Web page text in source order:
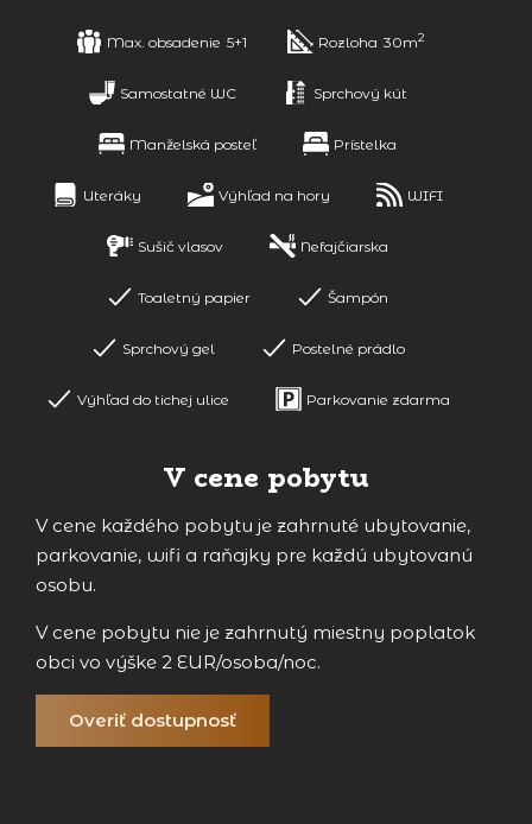
Max. obsadenie 5+1 Rozloha 30m2
Samostatné WC Sprchový kút
Manželská posteľ Prístelka
Uteráky Výhľad na hory WIFI
Sušič vlasov Nefajčiarska
Toaletný papier Šampón
Sprchový gel Postelné prádlo
Výhľad do tichej ulice Parkovanie zdarma
V cene pobytu
V cene každého pobytu je zahrnuté ubytovanie,
parkovanie, wifi a raňajky pre každú ubytovanú
osobu.
V cene pobytu nie je zahrnutý miestny poplatok
obci vo výške 2 EUR/osoba/noc.
Overiť dostupnosť